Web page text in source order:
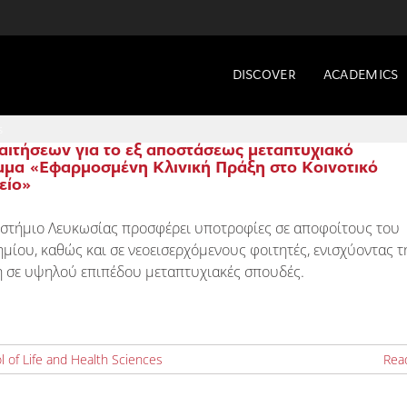
DISCOVER ACADEMICS
για το εξ αποστάσεως μεταπτυχιακό
«Εφαρμοσμένη Κλινική Πράξη στο Κοινοτικό
Λευκωσίας προσφέρει υποτροφίες σε αποφοίτους του
καθώς και σε νεοεισερχόμενους φοιτητές, ενισχύοντας
υψηλού επιπέδου μεταπτυχιακές σπουδές.
of Life and Health Sciences